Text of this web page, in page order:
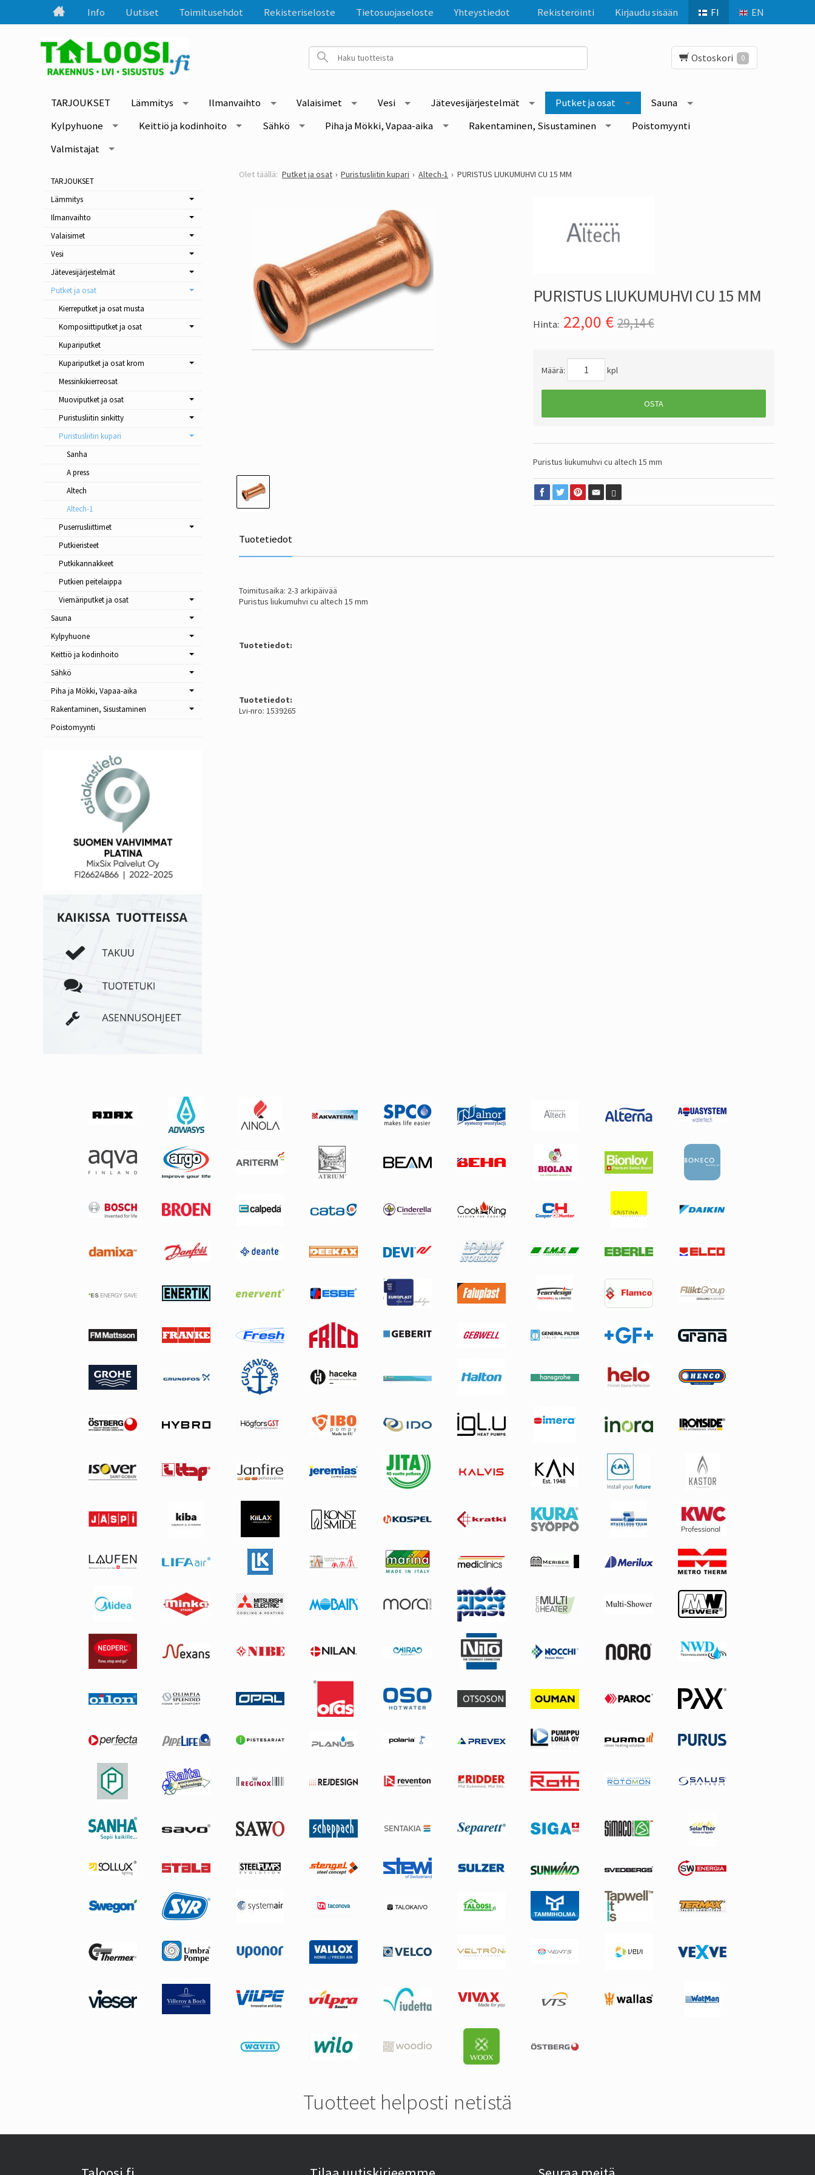
FI EN
Rekisteröinti Kirjaudu sisään
Info Uutiset Toimitusehdot Rekisteriseloste Tietosuojaseloste Yhteystiedot
Ostoskori 0
TARJOUKSET Lämmitys Ilmanvaihto Valaisimet Vesi Jätevesijärjestelmät Putket ja osat
Sauna
Kylpyhuone
Keittiö ja kodinhoito Sähkö Piha ja Mökki, Vapaa-aika Rakentaminen, Sisustaminen
Poistomyynti
Valmistajat
Putket ja osat Puristusliitin kupari Altech-1 PURISTUS LIUKUMUHVI CU 15 MM
PURISTUS LIUKUMUHVI CU 15 MM
Hinta: 22,00 € 29,14 €
Määrä: kpl
OSTA
Puristus liukumuhvi cu altech 15 mm
Tuotetiedot
Toimitusaika: 2-3 arkipäivää
Puristus liukumuhvi cu altech 15 mm
Tuotetiedot:
Tuotetiedot:
Lvi-nro: 1539265
TARJOUKSET
Lämmitys
Ilmanvaihto
Valaisimet
Vesi
Jätevesijärjestelmät
Putket ja osat
Kierreputket ja osat musta
Komposiittiputket ja osat
Kupariputket
Kupariputket ja osat krom
Messinkikierreosat
Muoviputket ja osat
Puristusliitin sinkitty
Puristusliitin kupari
Sanha
A press
Altech
Altech-1
Puserrusliittimet
Putkieristeet
Putkikannakkeet
Putkien peitelaippa
Viemäriputket ja osat
Sauna
Kylpyhuone
Keittiö ja kodinhoito
Sähkö
Piha ja Mökki, Vapaa-aika
Rakentaminen, Sisustaminen
Poistomyynti
Tuotteet helposti netistä